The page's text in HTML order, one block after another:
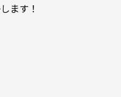
ます！